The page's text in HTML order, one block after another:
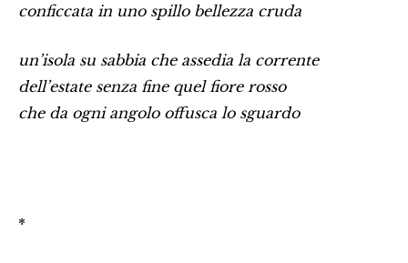
conficcata in uno spillo bellezza cruda
un’isola su sabbia che assedia la corrente
dell’estate senza fine quel fiore rosso
che da ogni angolo offusca lo sguardo
*